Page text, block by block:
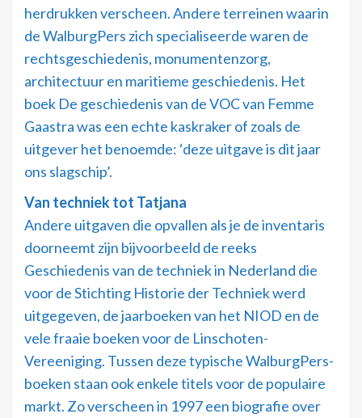
herdrukken verscheen. Andere terreinen waarin
de WalburgPers zich specialiseerde waren de
rechtsgeschiedenis, monumentenzorg,
architectuur en maritieme geschiedenis. Het
boek De geschiedenis van de VOC van Femme
Gaastra was een echte kaskraker of zoals de
uitgever het benoemde: ‘deze uitgave is dit jaar
ons slagschip’.
Van techniek tot Tatjana
Andere uitgaven die opvallen als je de inventaris
doorneemt zijn bijvoorbeeld de reeks
Geschiedenis van de techniek in Nederland die
voor de Stichting Historie der Techniek werd
uitgegeven, de jaarboeken van het NIOD en de
vele fraaie boeken voor de Linschoten-
Vereeniging. Tussen deze typische WalburgPers-
boeken staan ook enkele titels voor de populaire
markt. Zo verscheen in 1997 een biografie over